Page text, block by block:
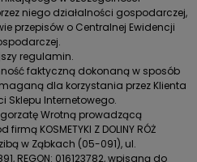
niego działalności gospodarczej,
przepisów o Centralnej Ewidencji
regulamin.
faktyczną dokonaną w sposób
dla korzystania przez Klienta
Sklepu Internetowego.
Wrotną prowadzącą
KOSMETYKI Z DOLINY RÓŻ
w Ząbkach (05-091), ul.
REGON: 016123782, wpisaną do